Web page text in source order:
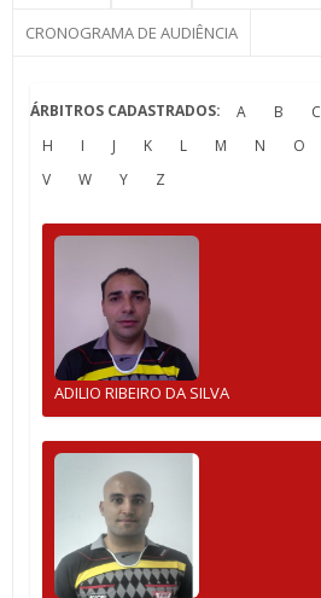
CRONOGRAMA DE AUDIÊNCIA
ÁRBITROS CADASTRADOS: A B C
H
I J K L M N O
V
W Y Z
ADILIO RIBEIRO DA SILVA